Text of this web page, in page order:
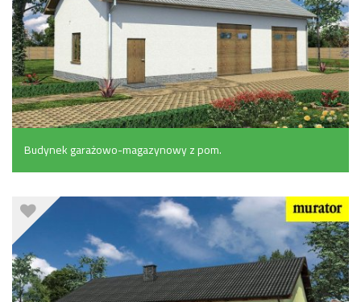
Budynek garażowo-magazynowy z pom.
pomocniczymi (96.6 m²)